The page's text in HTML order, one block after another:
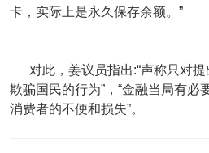
卡，实际上是永久保存余额。”
对此，姜议员指出:“声称只对提
欺骗国民的行为”，“金融当局有必
消费者的不便和损失”。